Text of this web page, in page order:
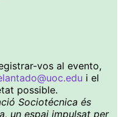
vos al evento,
i el
possible.
Sociotécnica és
un espai impulsat per